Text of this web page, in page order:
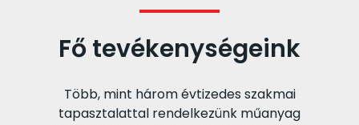
Fő tevékenységeink
Több, mint három évtizedes szakmai
tapasztalattal rendelkezünk műanyag